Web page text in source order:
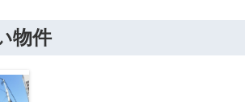
物件